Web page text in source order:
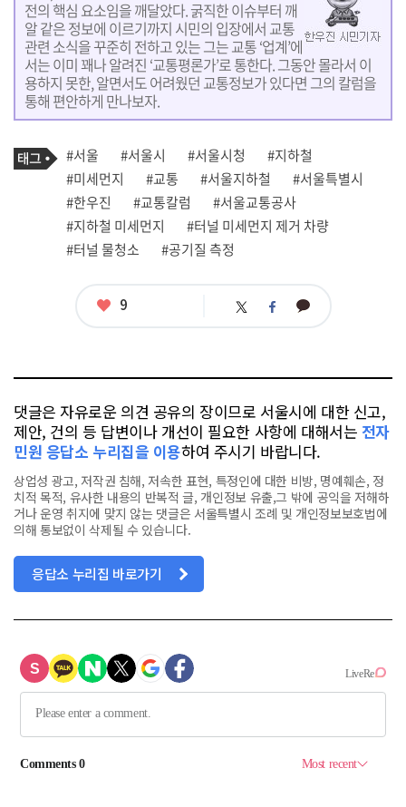
전의 핵심 요소임을 깨달았다. 굵직한 이슈부터 깨
알 같은 정보에 이르기까지 시민의 입장에서 교통
관련 소식을 꾸준히 전하고 있는 그는 교통 ‘업계’에
서는 이미 꽤나 알려진 ‘교통평론가’로 통한다. 그동안 몰라서 이
용하지 못한, 알면서도 어려웠던 교통정보가 있다면 그의 칼럼을
통해 편안하게 만나보자.
기
사
관
련
태
그
태
그
#서울 #서울시 #서울시청
#지하철
#미세먼지
#교통 #서울지하철
#서울특별시
#한우진
#교통칼럼
#서울교통공사
#지하철 미세먼지
#터널 미세먼지 제거 차량
#터널 물청소
#공기질 측정
좋
9 트 페 카
댓글은 자유로운 의견 공유의 장이므로 서울시에 대한 신고,
제안, 건의 등 답변이나 개선이 필요한 사항에 대해서는 전자
민원 응답소 누리집을 이용하여 주시기 바랍니다.
상업성 광고, 저작권 침해, 저속한 표현, 특정인에 대한 비방, 명예훼손, 정
치적 목적, 유사한 내용의 반복적 글, 개인정보 유출,그 밖에 공익을 저해하
거나 운영 취지에 맞지 않는 댓글은 서울특별시 조례 및 개인정보보호법에
의해 통보없이 삭제될 수 있습니다.
응답소 누리집 바로가기